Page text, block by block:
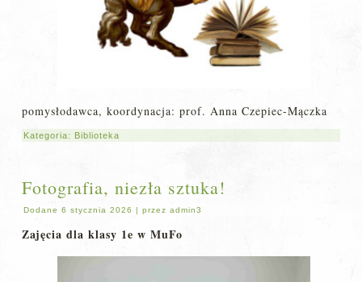
pomysłodawca, koordynacja: prof. Anna Czepiec-Mączka
Kategoria: Biblioteka
Fotografia, niezła sztuka!
Dodane 6 stycznia 2026 |przez admin3
Zajęcia dla klasy 1e w MuFo